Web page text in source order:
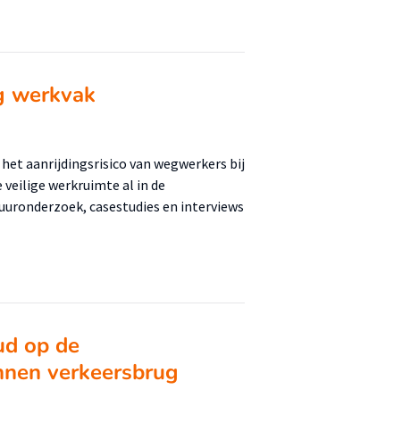
werkvak
aanrijdingsrisico van wegwerkers bij
werkruimte al in de
casestudies en interviews
op de
verkeersbrug